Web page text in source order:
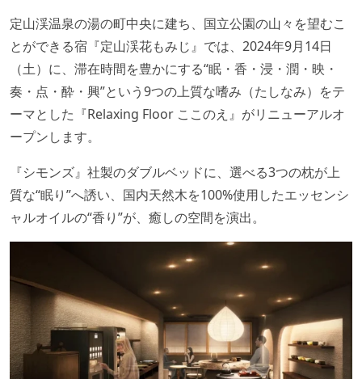
定山渓温泉の湯の町中央に建ち、国立公園の山々を望むこ
とができる宿『定山渓花もみじ』では、2024年9月14日
（土）に、滞在時間を豊かにする“眠・香・浸・潤・映・
奏・点・酔・興”という9つの上質な嗜み（たしなみ）をテ
ーマとした『Relaxing Floor ここのえ』がリニューアルオ
ープンします。
『シモンズ』社製のダブルベッドに、選べる3つの枕が上
質な“眠り”へ誘い、国内天然木を100%使用したエッセンシ
ャルオイルの“香り”が、癒しの空間を演出。